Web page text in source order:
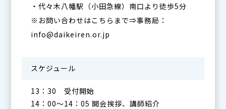
・代々木八幡駅（小田急線）南口より徒歩5分
※お問い合わせはこちらまで⇒事務局：
info@daikeiren.or.jp
スケジュール
13：30 受付開始
14：00～14：05 開会挨拶、講師紹介